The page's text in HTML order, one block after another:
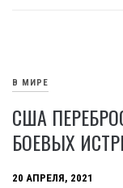
В МИРЕ
США
БОЕВЫХ
20 АПРЕЛЯ, 2021